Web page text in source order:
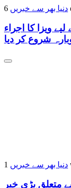
دنیا بھر سے خبریں
ویزا کا اجراء
شروع کر دیا
دنیا بھر سے خبریں